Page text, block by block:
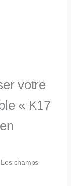
votre
« K17
Les champs